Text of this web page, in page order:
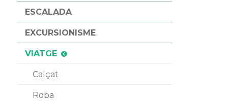
ESCALADA
EXCURSIONISME
VIATGE
Calçat
Roba